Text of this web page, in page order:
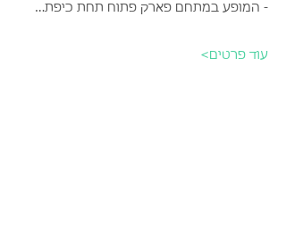
- המופע במתחם פארק פתוח תחת כיפת…
עוד פרטים>